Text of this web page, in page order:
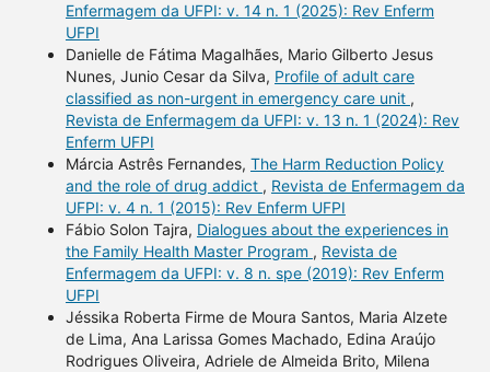
Enfermagem da UFPI: v. 14 n. 1 (2025): Rev Enferm
UFPI
Danielle de Fátima Magalhães, Mario Gilberto Jesus
Nunes, Junio Cesar da Silva, Profile of adult care
classified as non-urgent in emergency care unit ,
Revista de Enfermagem da UFPI: v. 13 n. 1 (2024): Rev
Enferm UFPI
Márcia Astrês Fernandes, The Harm Reduction Policy
and the role of drug addict , Revista de Enfermagem da
UFPI: v. 4 n. 1 (2015): Rev Enferm UFPI
Fábio Solon Tajra, Dialogues about the experiences in
the Family Health Master Program , Revista de
Enfermagem da UFPI: v. 8 n. spe (2019): Rev Enferm
UFPI
Jéssika Roberta Firme de Moura Santos, Maria Alzete
de Lima, Ana Larissa Gomes Machado, Edina Araújo
Rodrigues Oliveira, Adriele de Almeida Brito, Milena